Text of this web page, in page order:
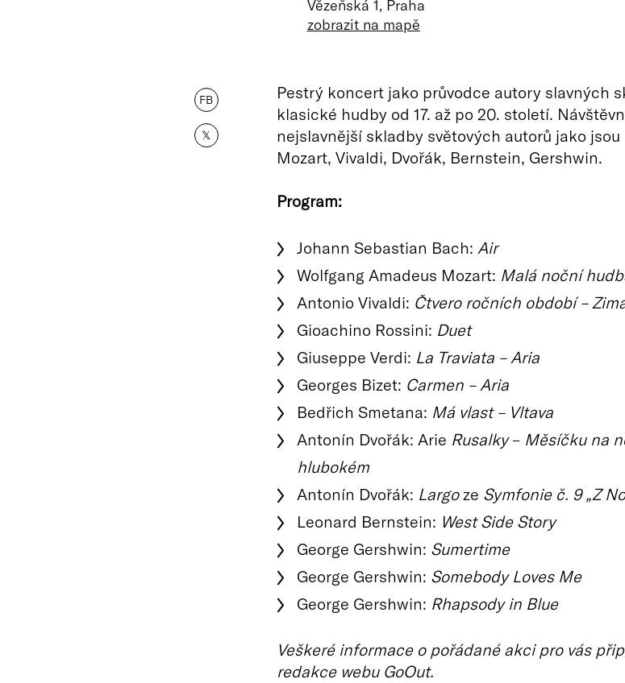
Vězeňská 1, Praha
zobrazit na mapě
FB
𝕏
Pestrý koncert jako průvodce autory slavných
klasické hudby od 17. až po 20. století.
nejslavnější skladby světových autorů jako jsou
Mozart, Vivaldi, Dvořák, Bernstein, Gershwin.
Program:
Johann Sebastian Bach: Air
Wolfgang Amadeus Mozart: Malá noční
Antonio Vivaldi: Čtvero ročních období –
Gioachino Rossini: Duet
Giuseppe Verdi: La Traviata – Aria
Georges Bizet: Carmen – Aria
Bedřich Smetana: Má vlast – Vltava
Antonín Dvořák: Arie Rusalky– Měsíčku na
hlubokém
Antonín Dvořák: Largoze Symfonie č. 9 „Z
Leonard Bernstein: West Side Story
George Gershwin: Sumertime
George Gershwin: Somebody Loves Me
George Gershwin: Rhapsody in Blue
Veškeré informace o pořádané akci pro vás
redakce webu GoOut.